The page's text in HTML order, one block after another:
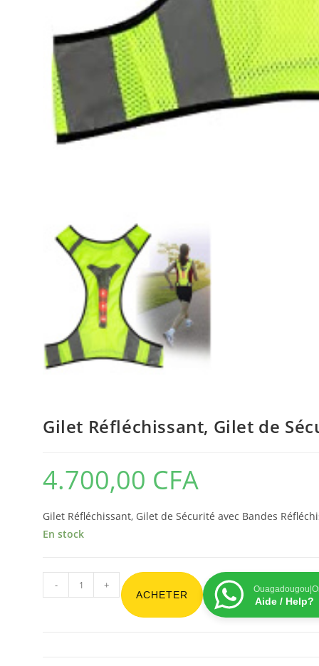
Gilet Réfléchissant, Gilet de
4.700,00 CFA
Gilet Réfléchissant, Gilet de Sécurité avec Bandes
En stock
- +
ACHETER
Aide / Help?